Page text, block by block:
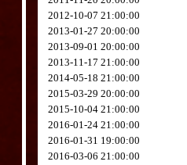
2012-10-07 21:00:00
2013-01-27 20:00:00
2013-09-01 20:00:00
2013-11-17 21:00:00
2014-05-18 21:00:00
2015-03-29 20:00:00
2015-10-04 21:00:00
2016-01-24 21:00:00
2016-01-31 19:00:00
2016-03-06 21:00:00